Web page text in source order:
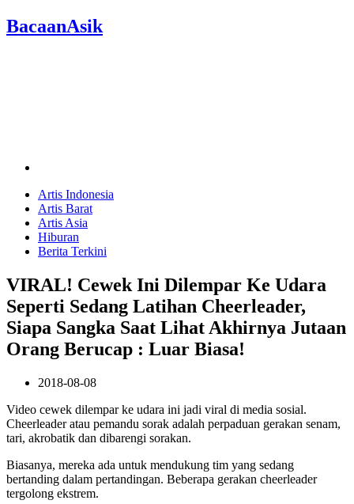
BacaanAsik
Artis Indonesia
Artis Barat
Artis Asia
Hiburan
Berita Terkini
VIRAL! Cewek Ini Dilempar Ke Udara
Seperti Sedang Latihan Cheerleader,
Siapa Sangka Saat Lihat Akhirnya Jutaan
Orang Berucap : Luar Biasa!
2018-08-08
Video cewek dilempar ke udara ini jadi viral di media sosial.
Cheerleader atau pemandu sorak adalah perpaduan gerakan senam,
tari, akrobatik dan dibarengi sorakan.
Biasanya, mereka ada untuk mendukung tim yang sedang
bertanding dalam pertandingan. Beberapa gerakan cheerleader
tergolong ekstrem.